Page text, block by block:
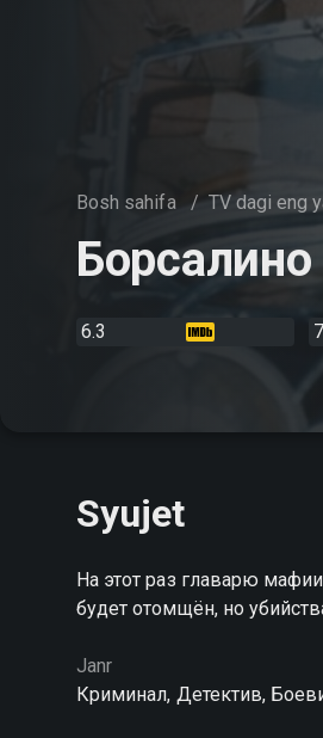
Bosh sahifa / TV dagi eng
6.3
Syujet
На этот раз главарю
будет отомщён, но
Janr
Криминал, Детектив,